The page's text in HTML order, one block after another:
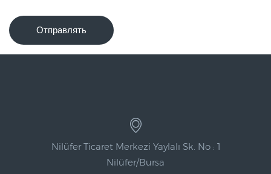
Отправлять
Nilüfer Ticaret Merkezi Yaylalı Sk. No : 1
Nilüfer/Bursa